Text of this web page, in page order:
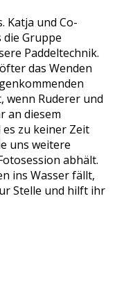
Katja und Co-
die Gruppe
Paddeltechnik.
das Wenden
wenn Ruderer und
an diesem
zu keiner Zeit
uns weitere
abhält.
ins Wasser fällt,
Stelle und hilft ihr